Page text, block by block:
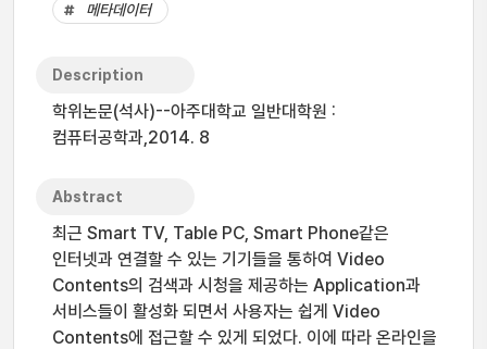
메타데이터
Description
학위논문(석사)--아주대학교 일반대학원 :
컴퓨터공학과,2014. 8
Abstract
최근 Smart TV, Table PC, Smart Phone같은
인터넷과 연결할 수 있는 기기들을 통하여 Video
Contents의 검색과 시청을 제공하는 Application과
서비스들이 활성화 되면서 사용자는 쉽게 Video
Contents에 접근할 수 있게 되었다. 이에 따라 온라인을